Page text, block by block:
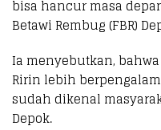
bisa hancur masa
Betawi Rembug (FBR)
Ia menyebutkan,
Ririn lebih
sudah dikenal
Depok.